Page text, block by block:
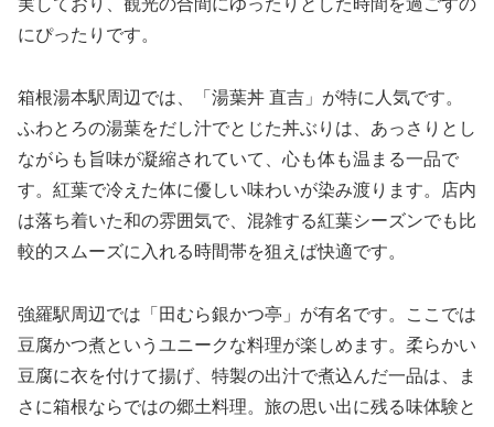
実しており、観光の合間にゆったりとした時間を過ごすの
にぴったりです。
箱根湯本駅周辺では、「湯葉丼 直吉」が特に人気です。
ふわとろの湯葉をだし汁でとじた丼ぶりは、あっさりとし
ながらも旨味が凝縮されていて、心も体も温まる一品で
す。紅葉で冷えた体に優しい味わいが染み渡ります。店内
は落ち着いた和の雰囲気で、混雑する紅葉シーズンでも比
較的スムーズに入れる時間帯を狙えば快適です。
強羅駅周辺では「田むら銀かつ亭」が有名です。ここでは
豆腐かつ煮というユニークな料理が楽しめます。柔らかい
豆腐に衣を付けて揚げ、特製の出汁で煮込んだ一品は、ま
さに箱根ならではの郷土料理。旅の思い出に残る味体験と